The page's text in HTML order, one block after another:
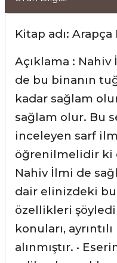
Kitap adı:
Açıklama :
de bu binanın
kadar sağlam
sağlam olur. Bu
inceleyen sarf
öğrenilmelidir ki
Nahiv İlmi de
dair elinizdeki bu
özellikleri
konuları,
alınmıştır. •